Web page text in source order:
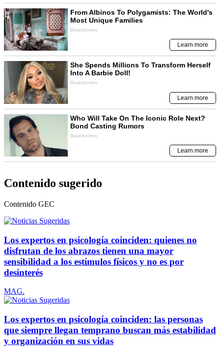
Contenido sugerido
Contenido GEC
Los expertos en psicología coinciden: quienes no
disfrutan de los abrazos tienen una mayor
sensibilidad a los estímulos físicos y no es por
desinterés
MAG.
Los expertos en psicología coinciden: las personas
que siempre llegan temprano buscan más estabilidad
y organización en sus vidas